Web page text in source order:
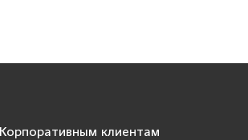
Корпоративным клиентам